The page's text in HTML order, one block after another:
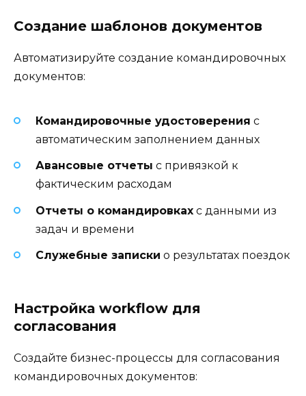
Создание шаблонов документов
Автоматизируйте создание командировочных
документов:
Командировочные удостоверения с
автоматическим заполнением данных
Авансовые отчеты с привязкой к
фактическим расходам
Отчеты о командировках с данными из
задач и времени
Служебные записки о результатах поездок
Настройка workflow для
согласования
Создайте бизнес-процессы для согласования
командировочных документов: